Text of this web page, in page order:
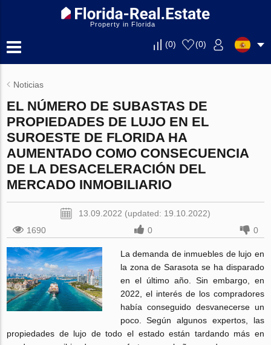
Property in Florida
(0) (0)
Noticias
EL NÚMERO DE SUBASTAS DE
PROPIEDADES DE LUJO EN EL
SUROESTE DE FLORIDA HA
AUMENTADO COMO CONSECUENCIA
DE LA DESACELERACIÓN DEL
MERCADO INMOBILIARIO
13.09.2022 (updated: 19.10.2022)
1690
0 0
La demanda de inmuebles de lujo en
la zona de Sarasota se ha disparado
en el último año. Sin embargo, en
2022, el interés de los compradores
había conseguido desvanecerse un
poco. Según algunos expertos, las
propiedades de lujo de todo el estado están tardando más en